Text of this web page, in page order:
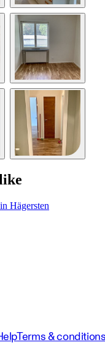
Hägersten
Terms &